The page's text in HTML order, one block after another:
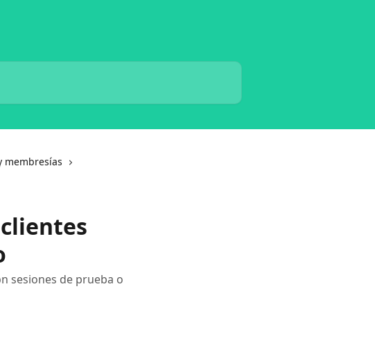
membresías
sesiones de prueba o